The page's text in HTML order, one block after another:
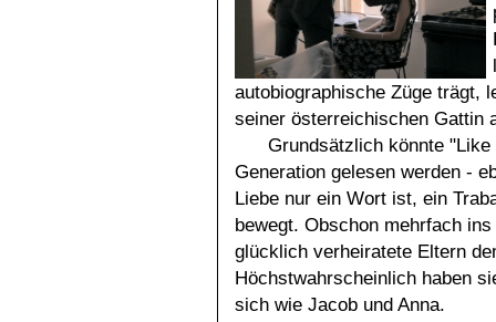
autobiographische Züge trägt,
seiner österreichischen Gattin
Grundsätzlich könnte
Generation gelesen werden -
Liebe nur ein Wort ist, ein
bewegt. Obschon mehrfach
glücklich verheiratete Eltern
Höchstwahrscheinlich haben
sich wie Jacob und Anna.